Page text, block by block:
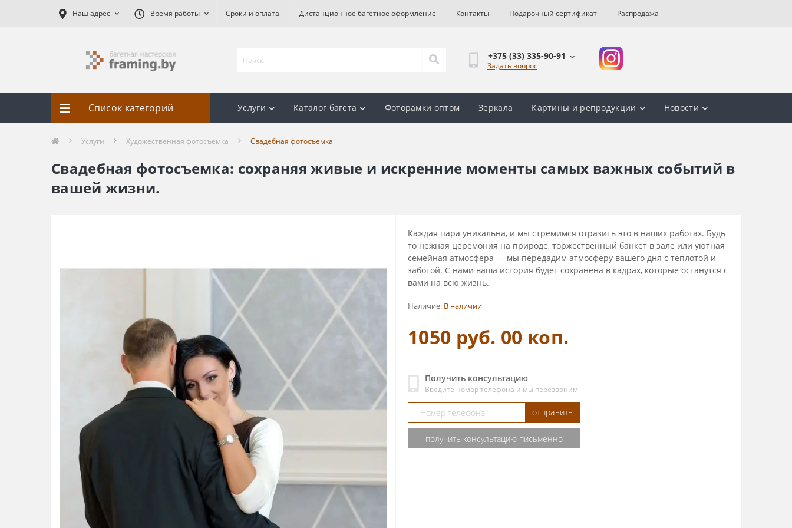
Наш адрес Время работы Сроки и оплата Дистанционное багетное оформление Контакты Подарочный сертификат Распродажа
+375 (33) 335-90-91
Задать вопрос
Список категорий Услуги Каталог багета Фоторамки оптом Зеркала Картины и репродукции Новости
Услуги Художественная фотосъемка Свадебная фотосъемка
Свадебная фотосъемка: сохраняя живые и искренние моменты самых важных событий в
вашей жизни.
Наличие: В наличии
1050 руб. 00 коп.
Получить консультацию
Введите номер телефона и мы перезвоним
отправить
получить консультацию письменно
Каждая пара уникальна, и мы стремимся отразить это в наших работах. Будь
то нежная церемония на природе, торжественный банкет в зале или уютная
семейная атмосфера — мы передадим атмосферу вашего дня с теплотой и
заботой. С нами ваша история будет сохранена в кадрах, которые останутся с
вами на всю жизнь.